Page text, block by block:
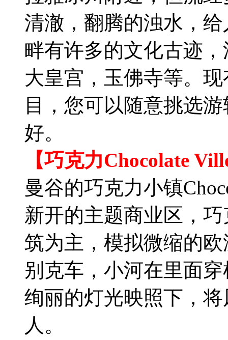
清澈，翻腾的浊水，
畔有许多的文化古迹
大皇宫，玉佛寺等。
目，您可以随意挑选
好。
【巧克力Chocolate
曼谷的巧克力小镇
新开的主题商业区，
筑为主，模拟微缩的
别克车，小河在里面
绚丽的灯光映照下，
人。